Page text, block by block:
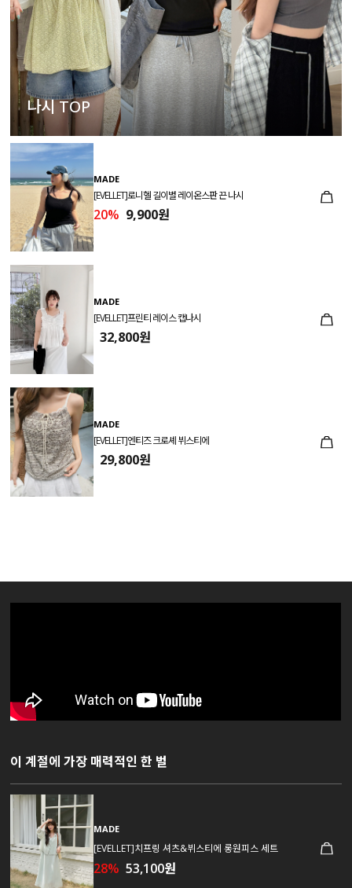
나시 TOP
MADE
[EVELLET]로니헬 길이별 레이온스판 끈 나시
20% 9,900원
MADE
[EVELLET]프린티 레이스 캡나시
32,800원
MADE
[EVELLET]엔티즈 크로셰 뷔스티에
29,800원
이 계절에 가장 매력적인 한 벌
MADE
[EVELLET]치프링 셔츠&뷔스티에 롱원피스 세트
28% 53,100원